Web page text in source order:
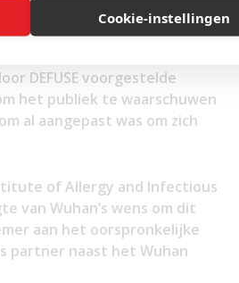
Cookie-instellingen
geluisterd en toen elk
DEFUSE voorgestelde
het publiek te waarschuwen
al aangepast was om zich
of Allergy and Infectious
van Wuhan’s wens om dit
aan het oorspronkelijke
partner naast het Wuhan